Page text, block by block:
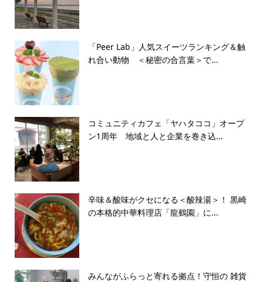
「Peer Lab」人気スイーツランキング＆触
れ合い動物 ＜秘密の合言葉＞で...
コミュニティカフェ「ヤハタココ」オープ
ン1周年 地域と人と企業を巻き込...
辛味＆酸味がクセになる＜酸辣湯＞！ 黒崎
の本格的中華料理店「龍鶴園」に...
みんながふらっと寄れる拠点！守恒の 雑貨